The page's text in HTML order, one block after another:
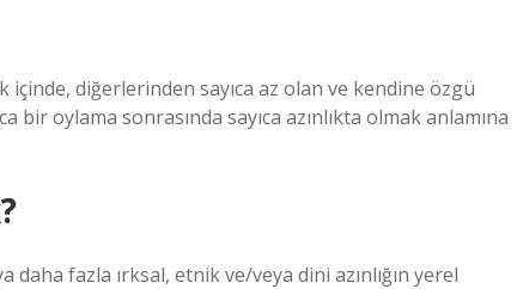
içinde, diğerlerinden sayıca az olan ve kendine özgü
oylama sonrasında sayıca azınlıkta olmak anlamına
daha fazla ırksal, etnik ve/veya dini azınlığın yerel